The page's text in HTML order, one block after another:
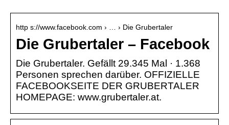
http s://www.facebook.com › … › Die Grubertaler
Die Grubertaler – Facebook
Die Grubertaler. Gefällt 29.345 Mal · 1.368
Personen sprechen darüber. OFFIZIELLE
FACEBOOKSEITE DER GRUBERTALER
HOMEPAGE: www.grubertaler.at.